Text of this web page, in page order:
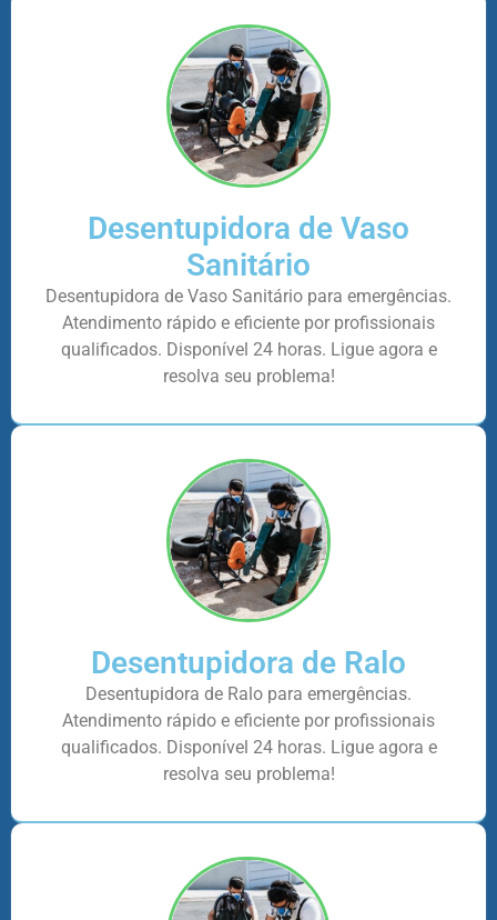
Desentupidora de Vaso
Sanitário
Desentupidora de Vaso Sanitário para emergências.
Atendimento rápido e eficiente por profissionais
qualificados. Disponível 24 horas. Ligue agora e
resolva seu problema!
Desentupidora de Ralo
Desentupidora de Ralo para emergências.
Atendimento rápido e eficiente por profissionais
qualificados. Disponível 24 horas. Ligue agora e
resolva seu problema!